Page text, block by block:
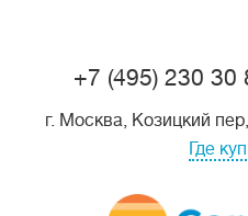
+7 (495) 230 30
г. Москва, Козицкий
Где